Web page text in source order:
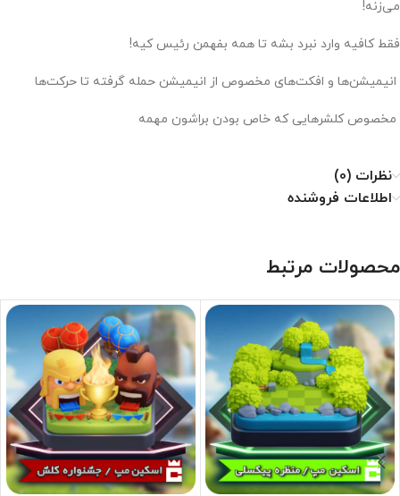
می‌زنه!
فقط کافیه وارد نبرد بشه تا همه بفهمن رئیس کیه!
انیمیشن‌ها و افکت‌های مخصوص از انیمیشن حمله گرفته تا حرکت‌ها
مخصوص کلشرهایی که خاص بودن براشون مهمه
نظرات (0)
اطلاعات فروشنده
محصولات مرتبط